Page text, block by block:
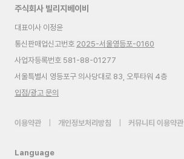
주식회사 빌리지베이비
대표이사 이정윤
통신판매업신고번호 2025-서울영등포-0160
사업자등록번호 581-88-01277
서울특별시 영등포구 의사당대로 83, 오투타워 4층
입점/광고 문의
이용약관 개인정보처리방침 커뮤니티 이용약관
Language